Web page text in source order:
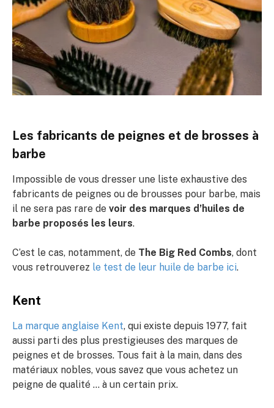
Les fabricants de peignes et de brosses à
barbe
Impossible de vous dresser une liste exhaustive des
fabricants de peignes ou de brousses pour barbe, mais
il ne sera pas rare de voir des marques d’huiles de
barbe proposés les leurs.
C’est le cas, notamment, de The Big Red Combs, dont
vous retrouverez le test de leur huile de barbe ici.
Kent
La marque anglaise Kent, qui existe depuis 1977, fait
aussi parti des plus prestigieuses des marques de
peignes et de brosses. Tous fait à la main, dans des
matériaux nobles, vous savez que vous achetez un
peigne de qualité … à un certain prix.